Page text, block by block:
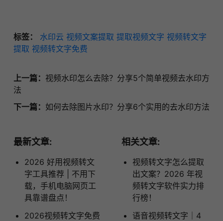
标签： 水印云 视频文案提取 提取视频文字 视频转文字
提取 视频转文字免费
上一篇： 视频水印怎么去除？分享5个简单视频去水印方
法
下一篇： 如何去除图片水印？分享6个实用的去水印方法
最新文章:
2026 好用视频转文
字工具推荐 | 不用下
载，手机电脑网页工
具靠谱盘点！
2026视频转文字免费
相关文章:
视频转文字怎么提取
出文案？2026 年视
频转文字软件实力排
行榜！
语音视频转文字｜4